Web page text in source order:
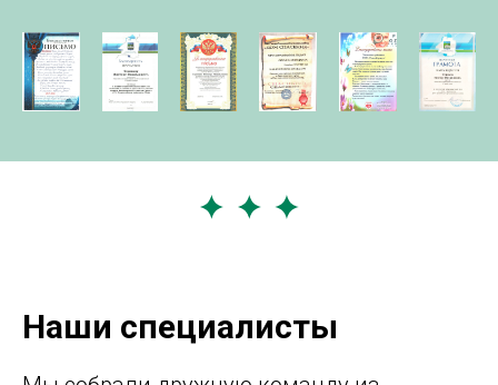
Наши специалисты